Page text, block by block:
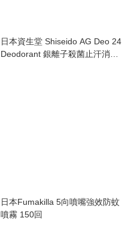
日本資生堂 Shiseido AG Deo 24
Deodorant 銀離子殺菌止汗消臭
日本Fumakilla 5向噴嘴強效防蚊
噴霧 150回